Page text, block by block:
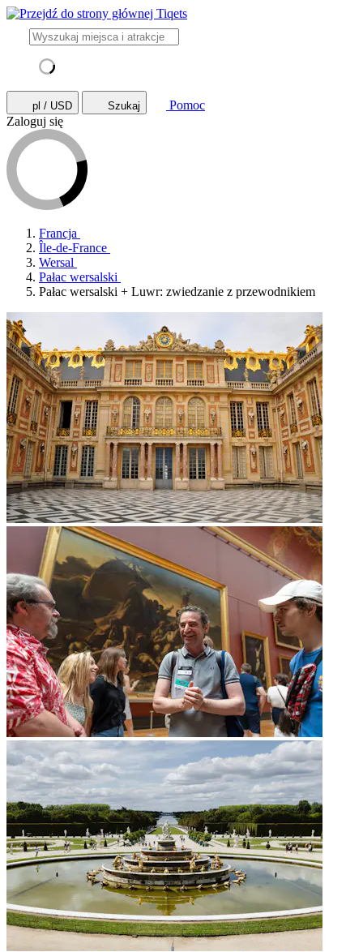
pl / USD Szukaj
Pomoc
Zaloguj się
Francja
Île-de-France
Wersal
Pałac wersalski
Pałac wersalski + Luwr: zwiedzanie z przewodnikiem